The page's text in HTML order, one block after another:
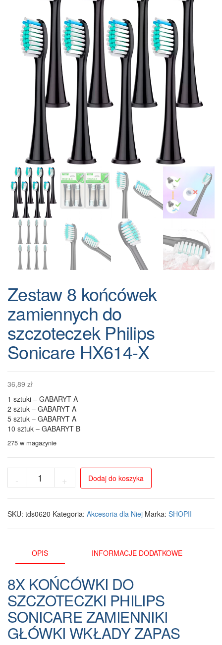
Zestaw 8 końcówek
zamiennych do
szczoteczek Philips
Sonicare HX614-X
36,89 zł
1 sztuki – GABARYT A
2 sztuk – GABARYT A
5 sztuk – GABARYT A
10 sztuk – GABARYT B
275 w magazynie
-
Zestaw
zamiennych
Sonicare
HX614-
+ Dodaj do koszyka
SKU: tds0620 Kategoria: Akcesoria dla Niej Marka: SHOPII
OPIS INFORMACJE DODATKOWE
8X KOŃCÓWKI DO
SZCZOTECZKI PHILIPS
SONICARE ZAMIENNIKI
GŁÓWKI WKŁADY ZAPAS